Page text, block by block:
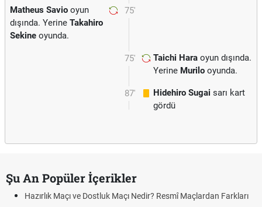
75'
Matheus Savio oyun
dışında. Yerine Takahiro
Sekine oyunda.
75' Taichi Hara oyun dışında.
Yerine Murilo oyunda.
87' Hidehiro Sugai sarı kart
gördü
Şu An Popüler İçerikler
Hazırlık Maçı ve Dostluk Maçı Nedir? Resmî Maçlardan Farkları